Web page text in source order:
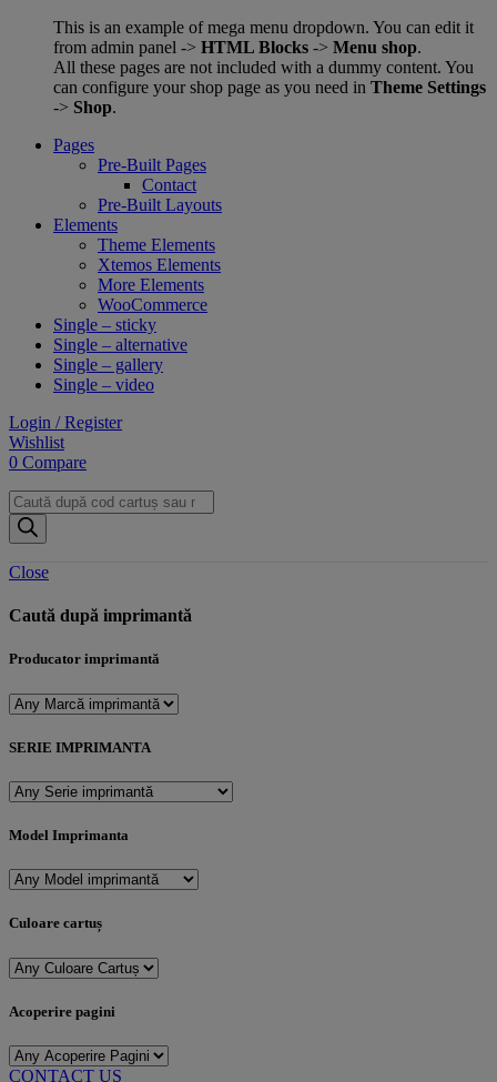
This is an example of mega menu dropdown. You can edit it
from admin panel -> HTML Blocks -> Menu shop.
All these pages are not included with a dummy content. You
can configure your shop page as you need in Theme Settings
-> Shop.
Pages
Pre-Built Pages
Contact
Pre-Built Layouts
Elements
Theme Elements
Xtemos Elements
More Elements
WooCommerce
Single – sticky
Single – alternative
Single – gallery
Single – video
Login / Register
Wishlist
0 Compare
Products
search
Close
Caută după imprimantă
Producator imprimantă
SERIE IMPRIMANTA
Model Imprimanta
Culoare cartuș
Acoperire pagini
CONTACT US